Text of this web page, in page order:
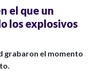
el que un
los explosivos
grabaron el momento